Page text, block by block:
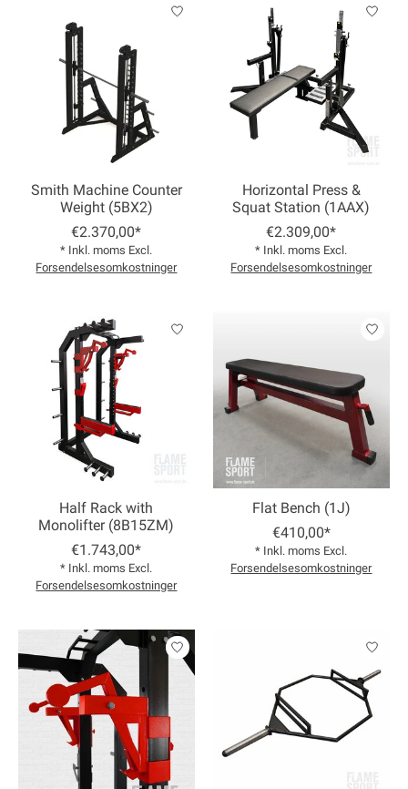
Smith Machine Counter
Weight (5BX2)
€2.370,00*
* Inkl. moms Excl.
Forsendelsesomkostninger
Horizontal Press &
Squat Station (1AAX)
€2.309,00*
* Inkl. moms Excl.
Forsendelsesomkostninger
Half Rack with
Monolifter (8B15ZM)
€1.743,00*
* Inkl. moms Excl.
Forsendelsesomkostninger
Flat Bench (1J)
€410,00*
* Inkl. moms Excl.
Forsendelsesomkostninger